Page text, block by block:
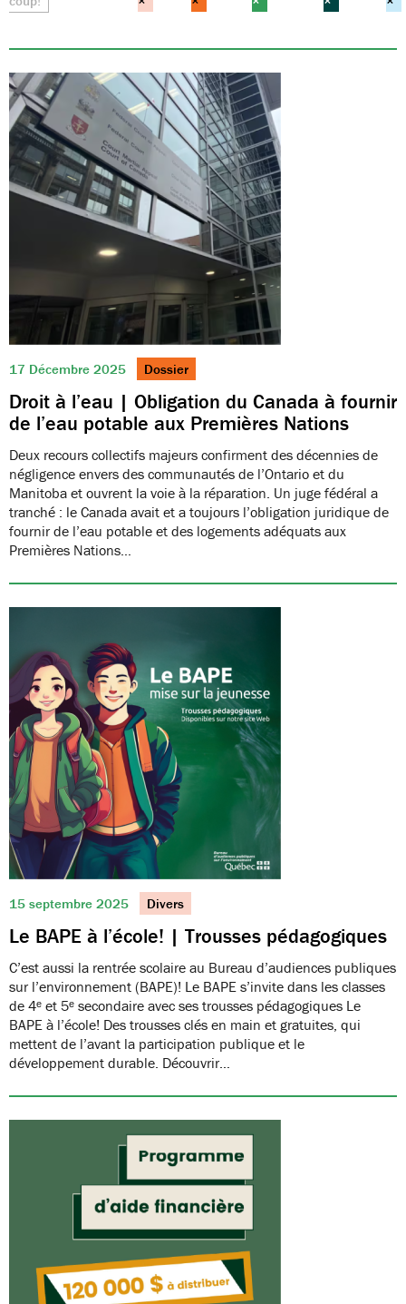
17 Décembre 2025 Dossier
Droit à l’eau | Obligation du Canada à fournir
de l’eau potable aux Premières Nations
Deux recours collectifs majeurs confirment des décennies de
négligence envers des communautés de l’Ontario et du
Manitoba et ouvrent la voie à la réparation. Un juge fédéral a
tranché : le Canada avait et a toujours l’obligation juridique de
fournir de l’eau potable et des logements adéquats aux
Premières Nations…
15 septembre 2025 Divers
Le BAPE à l’école! | Trousses pédagogiques
C’est aussi la rentrée scolaire au Bureau d’audiences publiques
sur l’environnement (BAPE)! Le BAPE s’invite dans les classes
de 4ᵉ et 5ᵉ secondaire avec ses trousses pédagogiques Le
BAPE à l’école! Des trousses clés en main et gratuites, qui
mettent de l’avant la participation publique et le
développement durable. Découvrir…